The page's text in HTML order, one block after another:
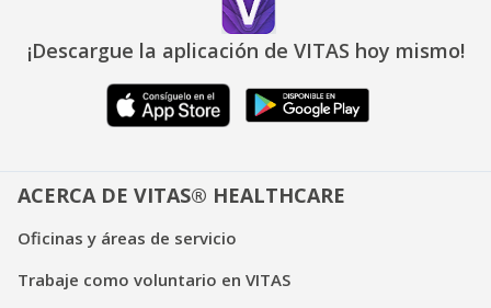
¡Descargue la aplicación de VITAS hoy mismo!
ACERCA DE VITAS® HEALTHCARE
Oficinas y áreas de servicio
Trabaje como voluntario en VITAS